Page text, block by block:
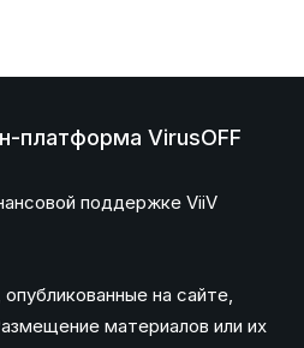
платформа VirusOFF
поддержке ViiV
на сайте,
материалов или их